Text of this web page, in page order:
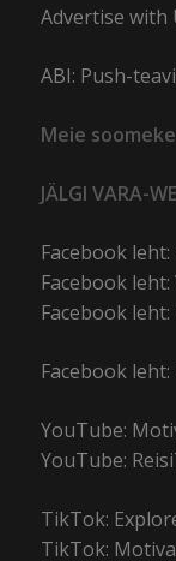
Advertise with
ABI: Push-
Meie
JÄLGI VARA-
Facebook
Facebook
Facebook
Facebook
YouTube:
YouTube:
TikTok:
TikTok: